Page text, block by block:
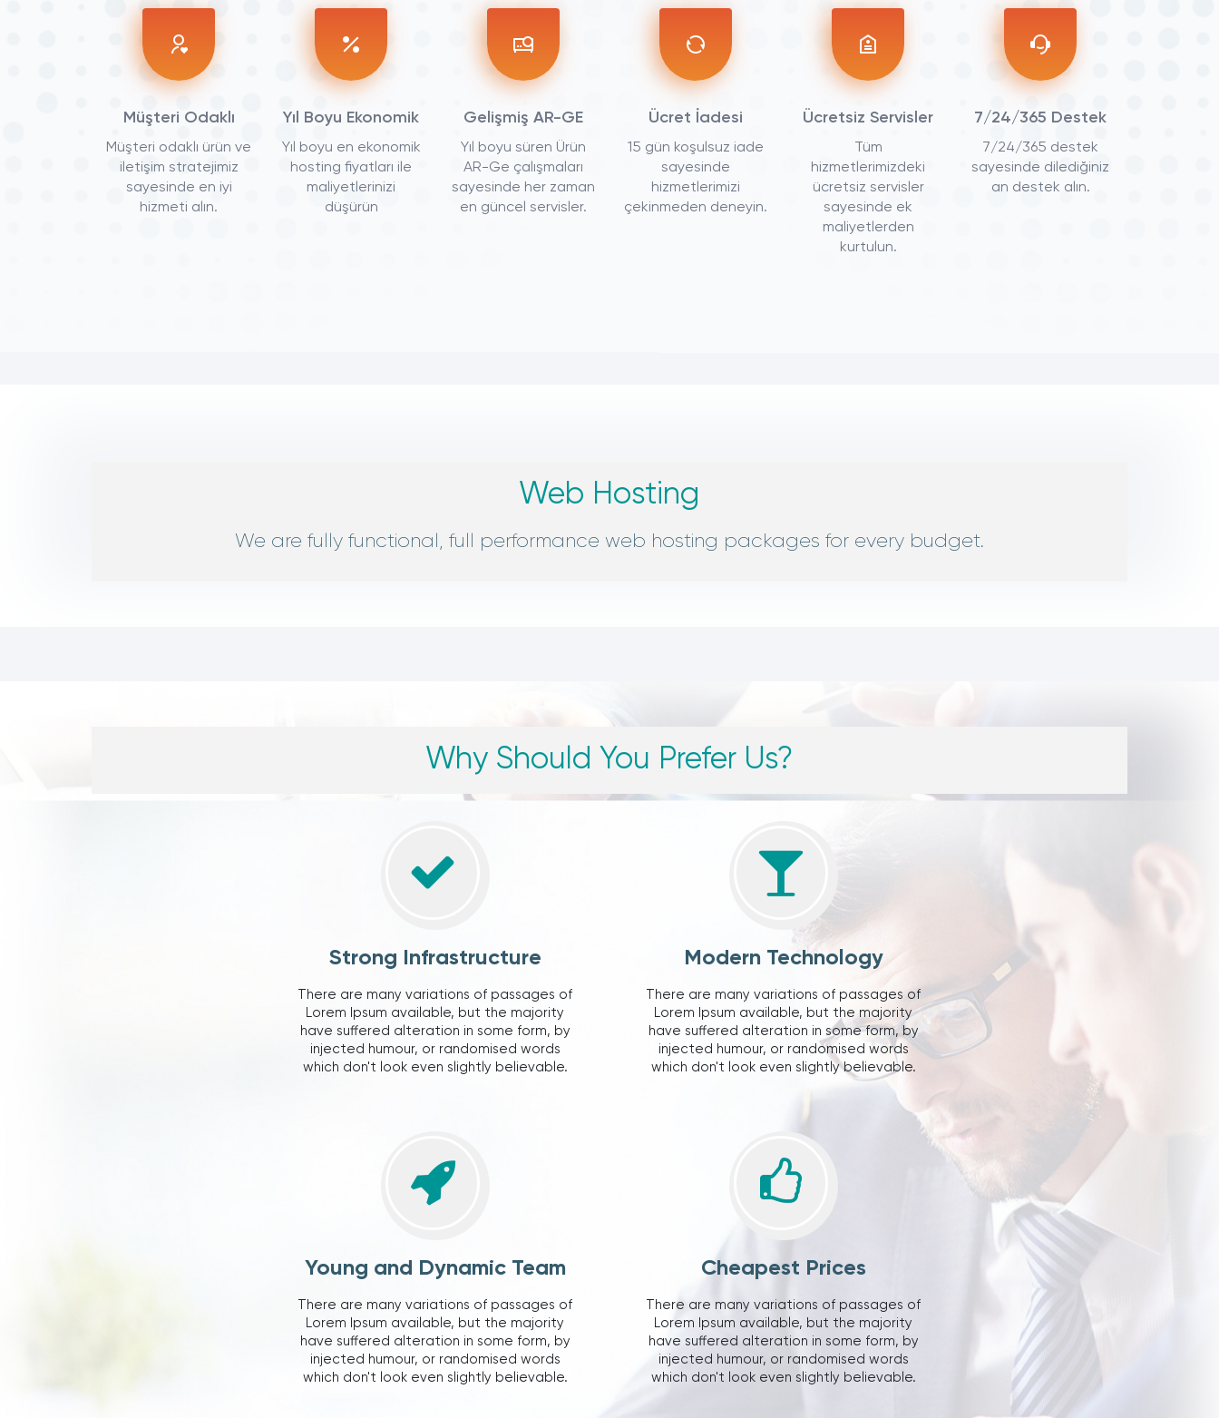
Müşteri Odaklı
Müşteri odaklı ürün ve
iletişim stratejimiz
sayesinde en iyi
hizmeti alın.
Yıl Boyu Ekonomik
Yıl boyu en ekonomik
hosting fiyatları ile
maliyetlerinizi
düşürün
Gelişmiş AR-GE
Yıl boyu süren Ürün
AR-Ge çalışmaları
sayesinde her zaman
en güncel servisler.
Ücret İadesi
15 gün koşulsuz iade
sayesinde
hizmetlerimizi
çekinmeden deneyin.
Ücretsiz Servisler
Tüm
hizmetlerimizdeki
ücretsiz servisler
sayesinde ek
maliyetlerden
kurtulun.
7/24/365 Destek
7/24/365 destek
sayesinde dilediğiniz
an destek alın.
Web Hosting
We are fully functional, full performance web hosting packages for every budget.
Why Should You Prefer Us?
Strong Infrastructure
There are many variations of passages of
Lorem Ipsum available, but the majority
have suffered alteration in some form, by
injected humour, or randomised words
which don't look even slightly believable.
Modern Technology
There are many variations of passages of
Lorem Ipsum available, but the majority
have suffered alteration in some form, by
injected humour, or randomised words
which don't look even slightly believable.
Young and Dynamic Team
There are many variations of passages of
Lorem Ipsum available, but the majority
have suffered alteration in some form, by
injected humour, or randomised words
which don't look even slightly believable.
Cheapest Prices
There are many variations of passages of
Lorem Ipsum available, but the majority
have suffered alteration in some form, by
injected humour, or randomised words
which don't look even slightly believable.